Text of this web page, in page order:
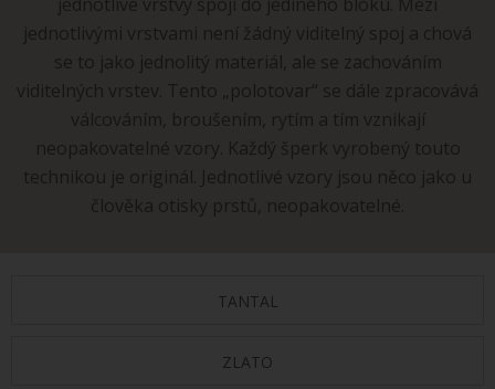
jednotlivými vrstvami není žádný viditelný spoj a chová
se to jako jednolitý materiál, ale se zachováním
viditelných vrstev. Tento „polotovar“ se dále zpracovává
válcováním, broušením, rytím a tím vznikají
neopakovatelné vzory. Každý šperk vyrobený touto
technikou je originál. Jednotlivé vzory jsou něco jako u
člověka otisky prstů, neopakovatelné.
TANTAL
ZLATO